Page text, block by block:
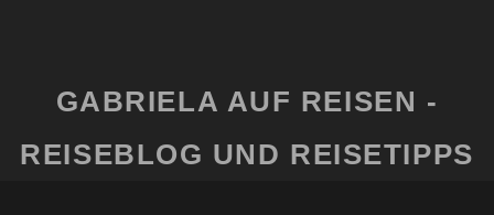
GABRIELA AUF REISEN -
REISEBLOG UND REISETIPPS